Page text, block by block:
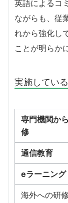
英語によるコ
ながらも、従
れから強化し
ことが明らか
実施してい
専門機関か
修
通信教育
eラーニング
海外への研